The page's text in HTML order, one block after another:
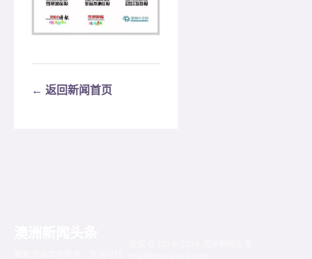
← 返回新闻首页